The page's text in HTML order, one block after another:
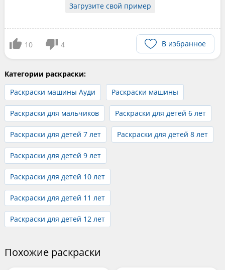
Загрузите свой пример
10 4 В избранное
Категории раскраски:
Раскраски машины Ауди
Раскраски машины
Раскраски для мальчиков Раскраски для детей 6 лет
Раскраски для детей 7 лет Раскраски для детей 8 лет
Раскраски для детей 9 лет
Раскраски для детей 10 лет
Раскраски для детей 11 лет
Раскраски для детей 12 лет
Похожие раскраски